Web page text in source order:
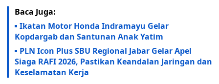
Baca Juga:
Ikatan Motor Honda Indramayu Gelar
Kopdargab dan Santunan Anak Yatim
PLN Icon Plus SBU Regional Jabar Gelar Apel
Siaga RAFI 2026, Pastikan Keandalan Jaringan dan
Keselamatan Kerja